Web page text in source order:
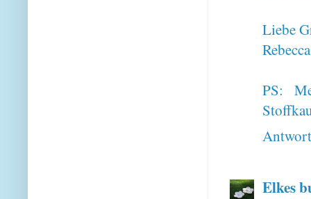
Liebe
Rebecca
PS:
Elkes